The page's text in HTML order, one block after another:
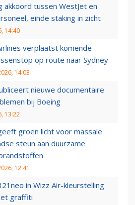
akkoord tussen WestJet en
einde staking in zicht
14:40
verplaatst komende
op route naar Sydney
14:03
nieuwe documentaire
bij Boeing
13:22
groen licht voor massale
steun aan duurzame
12:41
in Wizz Air-kleurstelling
graffiti